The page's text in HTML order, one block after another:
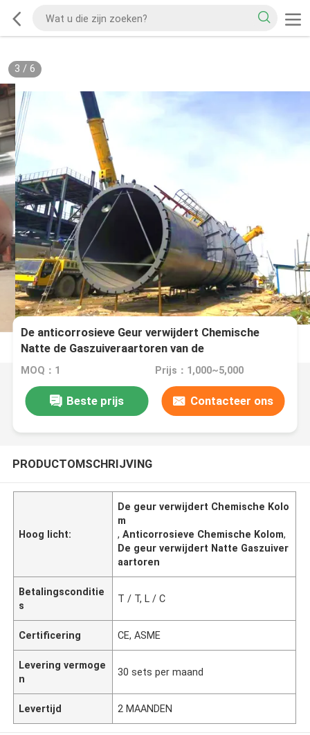
3 / 6
De anticorrosieve Geur verwijdert Chemische
Natte de Gaszuiveraartoren van de
Kolomverwijdering
MOQ：1 Prijs：1,000~5,000
Beste prijs Contacteer ons
PRODUCTOMSCHRIJVING
Hoog licht:
De geur verwijdert Chemische Kolo
m
,Anticorrosieve Chemische Kolom,
De geur verwijdert Natte Gaszuiver
aartoren
Betalingsconditie
s
T / T, L / C
Certificering CE, ASME
Levering vermoge
n
30 sets per maand
Levertijd 2 MAANDEN